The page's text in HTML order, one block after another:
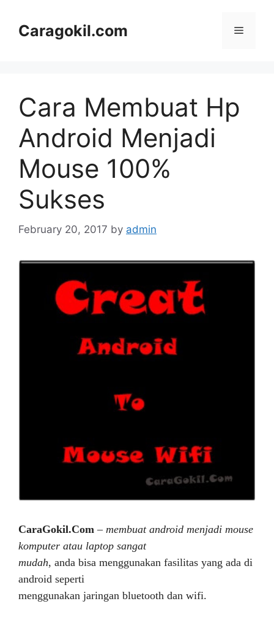
contentCaragokil.com Menu
Cara Membuat Hp
Android Menjadi
Mouse 100%
Sukses
February 20, 2017 by admin
CaraGokil.Com – membuat android menjadi mouse
komputer atau laptop sangat
mudah, anda bisa menggunakan fasilitas yang ada di
android seperti
menggunakan jaringan bluetooth dan wifi.